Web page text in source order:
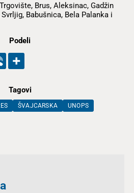
Brus, Aleksinac, Gadžin
Babušnica, Bela Palanka i
Podeli
Tagovi
ŠVAJCARSKA
UNOPS